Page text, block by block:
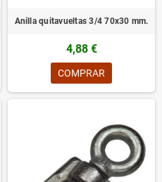
Anilla quitavueltas 3/4 70x30 mm.
4,88 €
COMPRAR